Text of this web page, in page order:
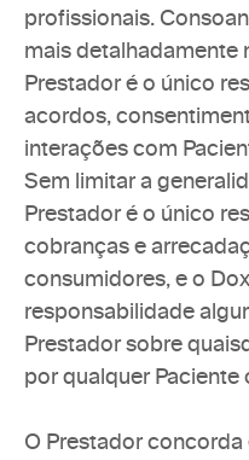
profissionais.
mais detalhadamente
Prestador é o único
acordos,
interações com
Sem limitar a
Prestador é o único
cobranças e
consumidores, e o
responsabilidade
Prestador sobre
por qualquer
O Prestador